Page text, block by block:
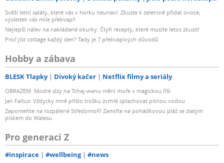
Svěží letní saláty, které vás v horku neunaví: Zkuste k zelenině přidat ovoce,
výsledek vás mile překvapí!
Nejlepší nálev na nakládané okurky: Čtyři recepty, které musíte letos zkusit!
Proč jíst cottage každý den? Tady je 7 překvapivých důvodů
Hobby a zábava
BLESK Tlapky Divoký kačer Netflix filmy a seriály
OBRAZEM: Modré slzy na Tchaj-wanu mění moře v magickou říši
Jan Faltus: Vždycky mně přišlo trošku zvrhlé splachovat pitnou vodou
Zapomeňte na rozpálené Středomoří! Zamiřte na pohádkovou pláž se zlatým
pískem do Walesu
Pro generaci Z
#inspirace #wellbeing #news